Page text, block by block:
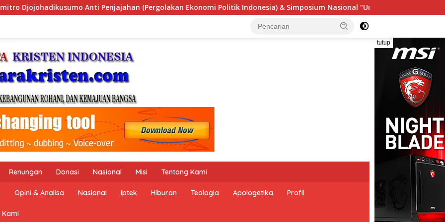
Ekonomi Politik Indonesia) & Simposium Nasional “Urgensi Undang-Undang Perekonomian Nasional dan
tutup
Renungan Donasi Nasional Misi Tentang Kami
Opini & Analisa Nasional Iptek Hiburan Teologia Apologetika Profil
Kami